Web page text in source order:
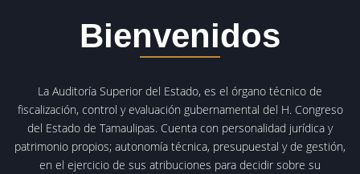
Bienvenidos
La Auditoría Superior del Estado, es el órgano técnico de
fiscalización, control y evaluación gubernamental del H. Congreso
del Estado de Tamaulipas. Cuenta con personalidad jurídica y
patrimonio propios; autonomía técnica, presupuestal y de gestión,
en el ejercicio de sus atribuciones para decidir sobre su